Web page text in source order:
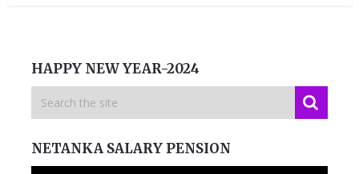
HAPPY NEW YEAR-2024
NETANKA SALARY PENSION